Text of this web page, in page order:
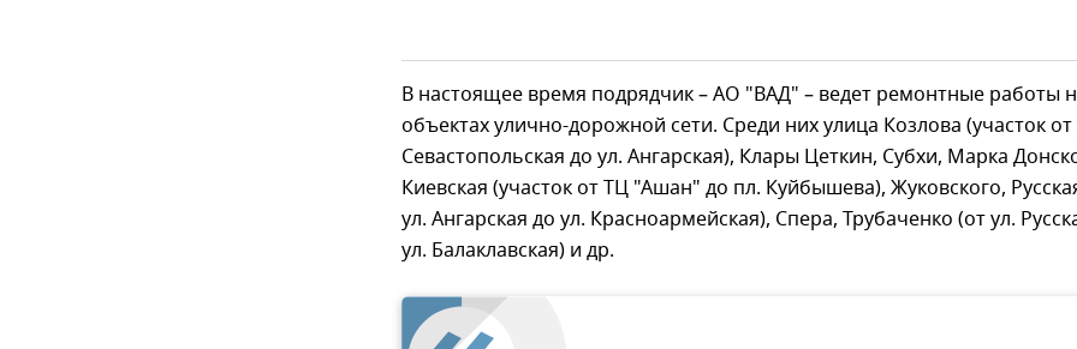
В настоящее время подрядчик – АО "ВАД" – ведет ремонтные работы
объектах улично-дорожной сети. Среди них улица Козлова (участок от
Севастопольская до ул. Ангарская), Клары Цеткин, Субхи, Марка
Киевская (участок от ТЦ "Ашан" до пл. Куйбышева), Жуковского,
ул. Ангарская до ул. Красноармейская), Спера, Трубаченко (от ул.
ул. Балаклавская) и др.